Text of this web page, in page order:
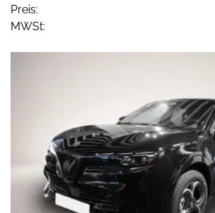
Preis:
MWSt: